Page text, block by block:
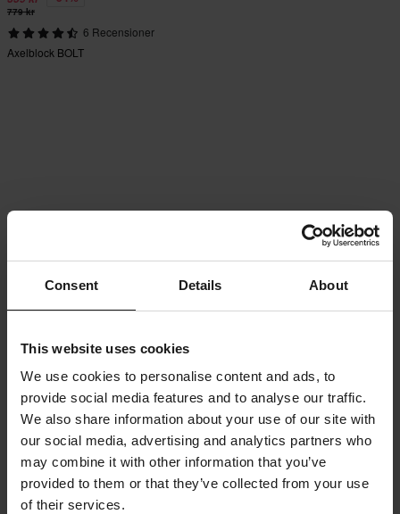
Consent Details About
This website uses cookies
We use cookies to personalise content and ads, to
provide social media features and to analyse our traffic.
We also share information about your use of our site with
our social media, advertising and analytics partners who
may combine it with other information that you’ve
provided to them or that they’ve collected from your use
of their services.
779 kr
6 Recensioner
Axelblock BOLT